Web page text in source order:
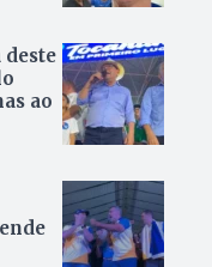
deste
ao